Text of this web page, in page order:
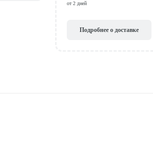
от 2 дней
Подробнее о доставке